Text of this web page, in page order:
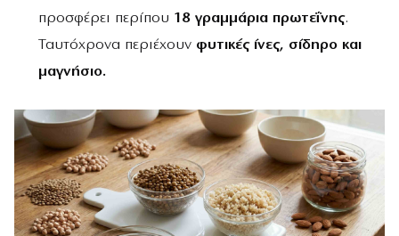
προσφέρει περίπου 18 γραμμάρια πρωτεΐνης.
Ταυτόχρονα περιέχουν φυτικές ίνες, σίδηρο και
μαγνήσιο.